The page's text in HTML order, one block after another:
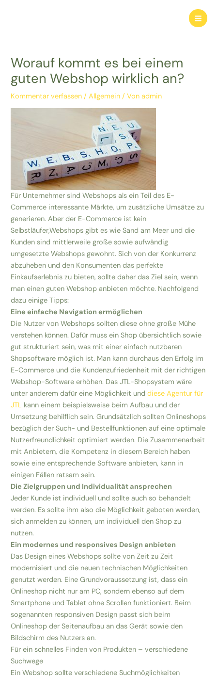
Main
Worauf kommt es bei einem
guten Webshop wirklich an?
Kommentar verfassen /Allgemein / Vonadmin
Für Unternehmer sind Webshops als ein Teil des E-
Commerce interessante Märkte, um zusätzliche Umsätze zu
generieren. Aber der E-Commerce ist kein
Selbstläufer,Webshops gibt es wie Sand am Meer und die
Kunden sind mittlerweile große sowie aufwändig
umgesetzte Webshops gewohnt. Sich von der Konkurrenz
abzuheben und den Konsumenten das perfekte
Einkaufserlebnis zu bieten, sollte daher das Ziel sein, wenn
man einen guten Webshop anbieten möchte. Nachfolgend
dazu einige Tipps:
Eine einfache Navigation ermöglichen
Die Nutzer von Webshops sollten diese ohne große Mühe
verstehen können. Dafür muss ein Shop übersichtlich sowie
gut strukturiert sein, was mit einer einfach nutzbaren
Shopsoftware möglich ist. Man kann durchaus den Erfolg im
E-Commerce und die Kundenzufriedenheit mit der richtigen
Webshop-Software erhöhen. Das JTL-Shopsystem wäre
unter anderem dafür eine Möglichkeit unddiese Agentur für
JTL kann einem beispielsweise beim Aufbau und der
Umsetzung behilflich sein. Grundsätzlich sollten Onlineshops
bezüglich der Such- und Bestellfunktionen auf eine optimale
Nutzerfreundlichkeit optimiert werden. Die Zusammenarbeit
mit Anbietern, die Kompetenz in diesem Bereich haben
sowie eine entsprechende Software anbieten, kann in
einigen Fällen ratsam sein.
Die Zielgruppen und Individualität ansprechen
Jeder Kunde ist individuell und sollte auch so behandelt
werden. Es sollte ihm also die Möglichkeit geboten werden,
sich anmelden zu können, um individuell den Shop zu
nutzen.
Ein modernes und responsives Design anbieten
Das Design eines Webshops sollte von Zeit zu Zeit
modernisiert und die neuen technischen Möglichkeiten
genutzt werden. Eine Grundvoraussetzung ist, dass ein
Onlineshop nicht nur am PC, sondern ebenso auf dem
Smartphone und Tablet ohne Scrollen funktioniert. Beim
sogenannten responsiven Design passt sich beim
Onlineshop der Seitenaufbau an das Gerät sowie den
Bildschirm des Nutzers an.
Für ein schnelles Finden von Produkten – verschiedene
Suchwege
Ein Webshop sollte verschiedene Suchmöglichkeiten